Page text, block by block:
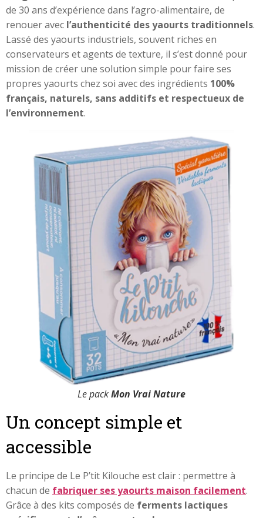
de 30 ans d’expérience dans l’agro-alimentaire, de
renouer avec l’authenticité des yaourts traditionnels.
Lassé des yaourts industriels, souvent riches en
conservateurs et agents de texture, il s’est donné pour
mission de créer une solution simple pour faire ses
propres yaourts chez soi avec des ingrédients 100%
français, naturels, sans additifs et respectueux de
l’environnement.
Le packMon Vrai Nature
Un concept simple et
accessible
Le principe de Le P’tit Kilouche est clair : permettre à
chacun de fabriquer ses yaourts maison facilement.
Grâce à des kits composés de ferments lactiques